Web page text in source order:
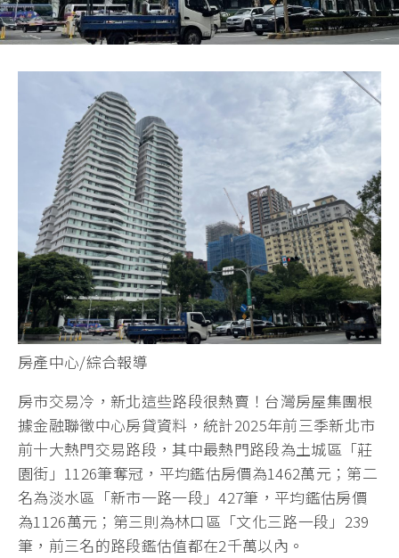
房產中心/綜合報導
房市交易冷，新北這些路段很熱賣！台灣房屋集團根
據金融聯徵中心房貸資料，統計2025年前三季新北市
前十大熱門交易路段，其中最熱門路段為土城區「莊
園街」1126筆奪冠，平均鑑估房價為1462萬元；第二
名為淡水區「新市一路一段」427筆，平均鑑估房價
為1126萬元；第三則為林口區「文化三路一段」239
筆，前三名的路段鑑估值都在2千萬以內。